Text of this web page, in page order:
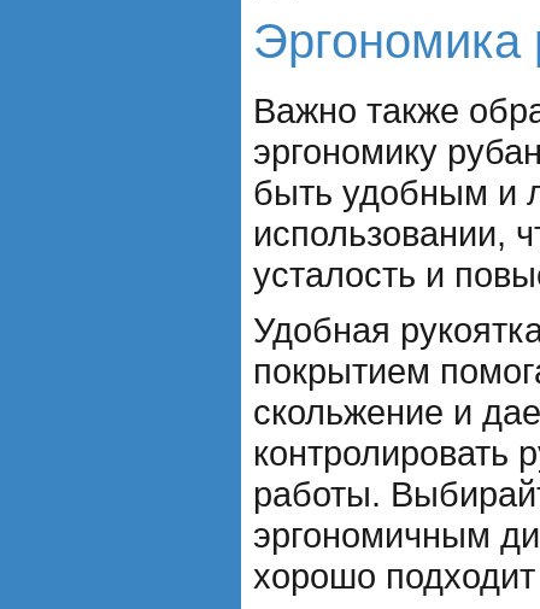
Эргономика
Важно также
эргономику
быть удобным и
использовании,
усталость и
Удобная
покрытием
скольжение и
контролировать
работы.
эргономичным
хорошо